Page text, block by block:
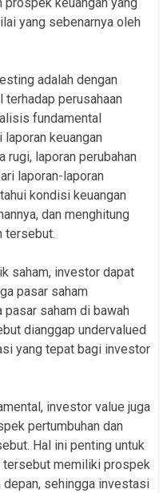
prospek keuangan yang
yang sebenarnya oleh
adalah dengan
perusahaan
fundamental
keuangan
rugi, laporan perubahan
laporan-laporan
kondisi keuangan
dan menghitung
tersebut.
saham, investor dapat
pasar saham
pasar saham di bawah
dianggap undervalued
yang tepat bagi investor
investor value juga
pertumbuhan dan
Hal ini penting untuk
tersebut memiliki prospek
depan, sehingga investasi